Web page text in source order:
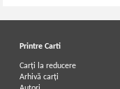
Printre Carti
Carți la reducere
Arhivă carți